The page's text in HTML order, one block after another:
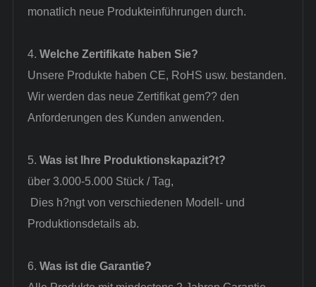
monatlich neue Produkteinführungen durch.
4. Welche Zertifikate haben Sie?
Unsere Produkte haben CE, RoHS usw. bestanden.
Wir werden das neue Zertifikat gem?? den
Anforderungen des Kunden anwenden.
5. Was ist Ihre Produktionskapazit?t?
über 3.000-5.000 Stück / Tag,
Dies h?ngt von verschiedenen Modell- und
Produktionsdetails ab.
6. Was ist die Garantie?